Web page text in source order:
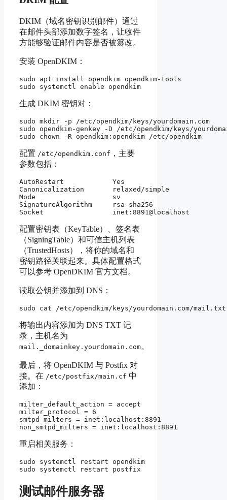
DKIM（域名密钥识别邮件）通过
在邮件头部添加数字签名，让收件
方能够验证邮件内容是否被篡改。
安装 OpenDKIM：
sudo apt install opendkim opendkim-tools
生成 DKIM 密钥对：
sudo mkdir -p /etc/opendkim/keys/yourdomain.com
sudo opendkim-genkey -D /etc/opendkim/keys/
配置 /etc/opendkim.conf ，主要
参数包括：
AutoRestart            Yes
Canonicalization       relaxed/simple
Mode                   sv
SignatureAlgorithm     rsa-sha256
配置密钥表（KeyTable）、签名表
（SigningTable）和可信主机列表
（TrustedHosts），将你的域名和
密钥路径关联起来。具体配置格式
可以参考 OpenDKIM 官方文档。
读取公钥并添加到 DNS：
将输出内容添加为 DNS TXT 记
录，主机名为
mail._domainkey.yourdomain.com。
最后，将 OpenDKIM 与 Postfix 对
接。在 /etc/postfix/main.cf 中
添加：
milter_default_action = accept
milter_protocol = 6
smtpd_milters = inet:localhost:8891
重启相关服务：
sudo systemctl restart opendkim
测试邮件服务器